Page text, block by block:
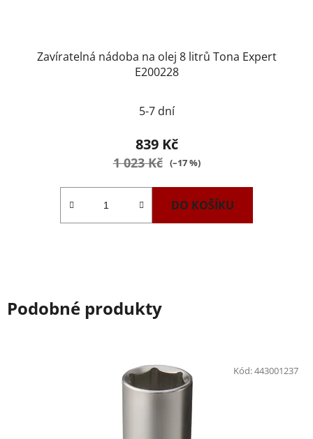
Zavíratelná nádoba na olej 8 litrů Tona Expert
E200228
5-7 dní
839 Kč
1 023 Kč (–17 %)
DO KOŠÍKU
Podobné produkty
Kód:443001237